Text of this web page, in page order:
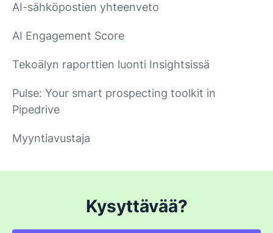
AI-sähköpostien yhteenveto
AI Engagement Score
Tekoälyn raporttien luonti Insightsissä
Pulse: Your smart prospecting toolkit in
Pipedrive
Myyntiavustaja
Kysyttävää?